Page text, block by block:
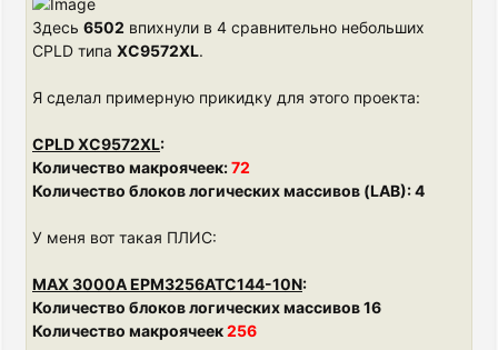
Здесь 6502 впихнули в 4 сравнительно небольших
CPLD типа XC9572XL.
Я сделал примерную прикидку для этого проекта:
CPLD XC9572XL:
Количество макроячеек:72
Количество блоков логических массивов (LAB): 4
У меня вот такая ПЛИС:
MAX 3000A EPM3256ATC144-10N:
Количество блоков логических массивов 16
Количество макроячеек256